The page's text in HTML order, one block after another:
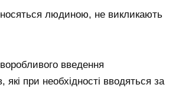
людиною, не викликають
введення
які при необхідності вводяться за